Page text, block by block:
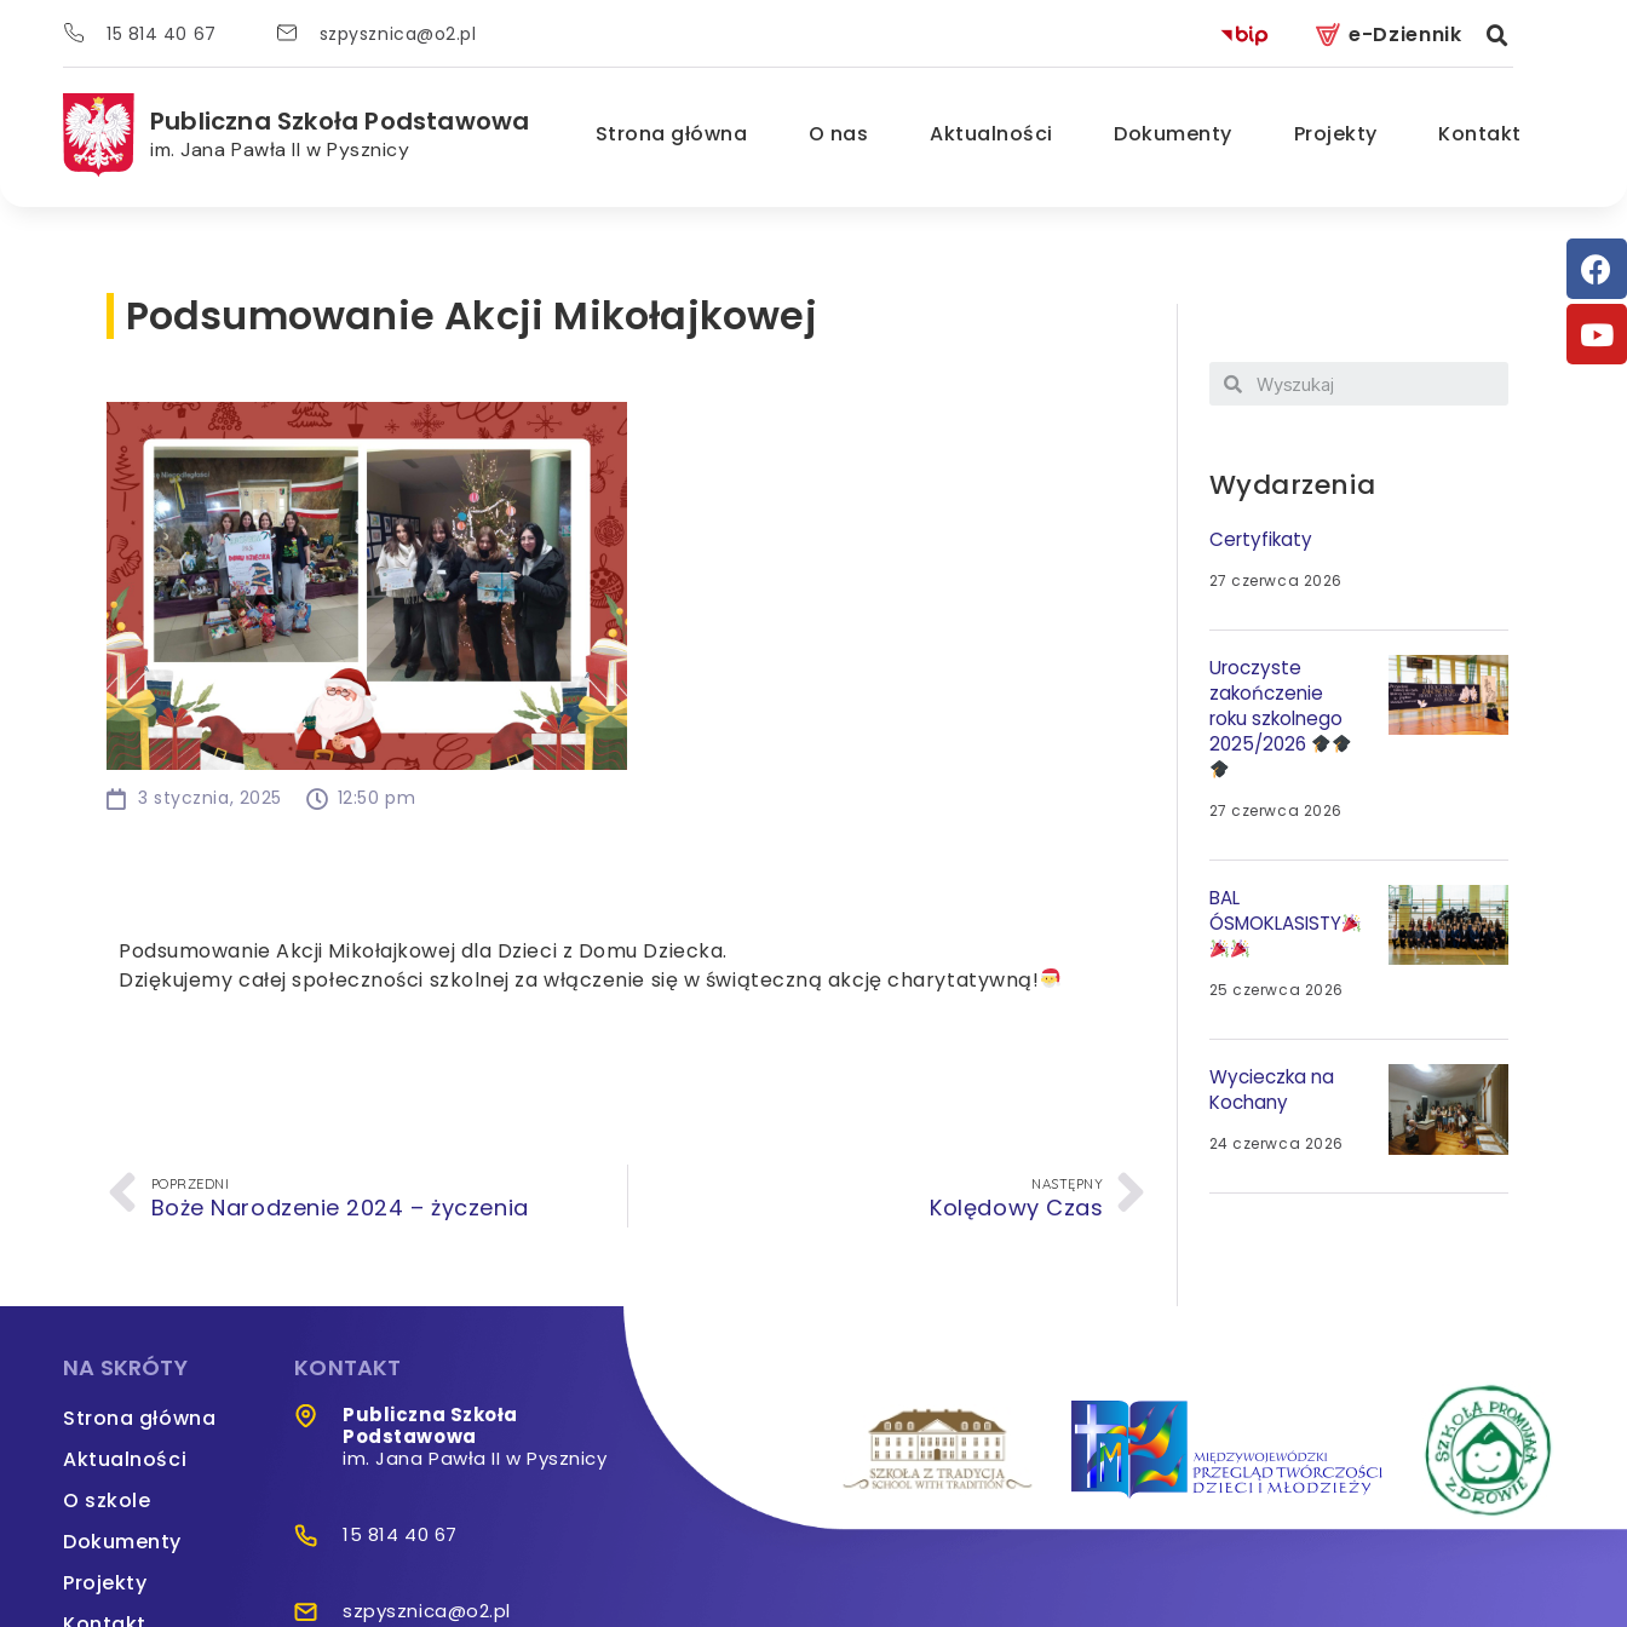
15 814 40 67 szpysznica@o2.pl e-Dziennik
Publiczna Szkoła Podstawowa
im. Jana Pawła II w Pysznicy
Strona główna O nas Aktualności Dokumenty Projekty Kontakt
Podsumowanie Akcji Mikołajkowej
3 stycznia, 2025 12:50 pm
Podsumowanie Akcji Mikołajkowej dla Dzieci z Domu Dziecka.
Dziękujemy całej społeczności szkolnej za włączenie się w świąteczną akcję charytatywną!
POPRZEDNI
Boże Narodzenie 2024 – życzenia
NASTĘPNY
Kolędowy Czas
Wydarzenia
Certyfikaty
27 czerwca 2026
Uroczyste
zakończenie
roku szkolnego
2025/2026
27 czerwca 2026
BAL
ÓSMOKLASISTY
25 czerwca 2026
Wycieczka na
Kochany
24 czerwca 2026
NA SKRÓTY
Strona główna
Aktualności
O szkole
Dokumenty
Projekty
KONTAKT
Publiczna Szkoła
Podstawowa
im. Jana Pawła II w Pysznicy
15 814 40 67
szpysznica@o2.pl